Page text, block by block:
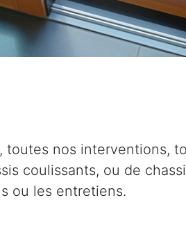
toutes nos interventions,
coulissants, ou de
ou les entretiens.